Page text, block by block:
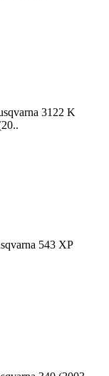
3122 K
543 XP